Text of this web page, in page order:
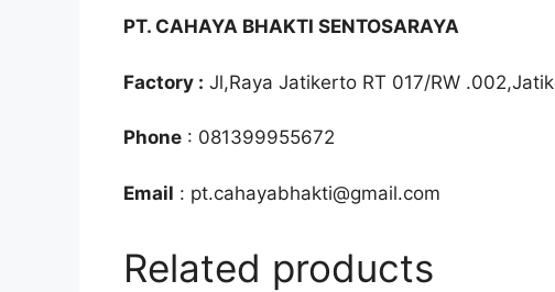
PT. CAHAYA BHAKTI SENTOSARAYA
Factory : Jl,Raya Jatikerto RT 017/RW
Phone : 081399955672
Email : pt.cahayabhakti@gmail.com
Related products